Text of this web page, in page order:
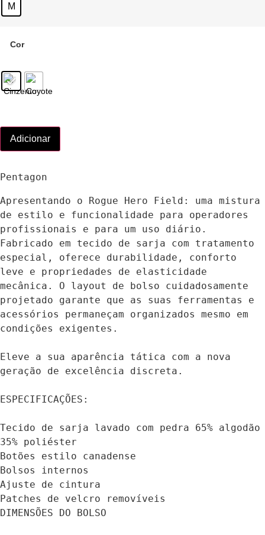
M
Cor
Adicionar
Pentagon
Apresentando o Rogue Hero Field: uma mistura
de estilo e funcionalidade para operadores
profissionais e para um uso diário.
Fabricado em tecido de sarja com tratamento
especial, oferece durabilidade, conforto
leve e propriedades de elasticidade
mecânica. O layout de bolso cuidadosamente
projetado garante que as suas ferramentas e
acessórios permaneçam organizados mesmo em
condições exigentes.
Eleve a sua aparência tática com a nova
geração de excelência discreta.
ESPECIFICAÇÕES:
Tecido de sarja lavado com pedra 65% algodão
35% poliéster
Botões estilo canadense
Bolsos internos
Ajuste de cintura
Patches de velcro removíveis
DIMENSÕES DO BOLSO